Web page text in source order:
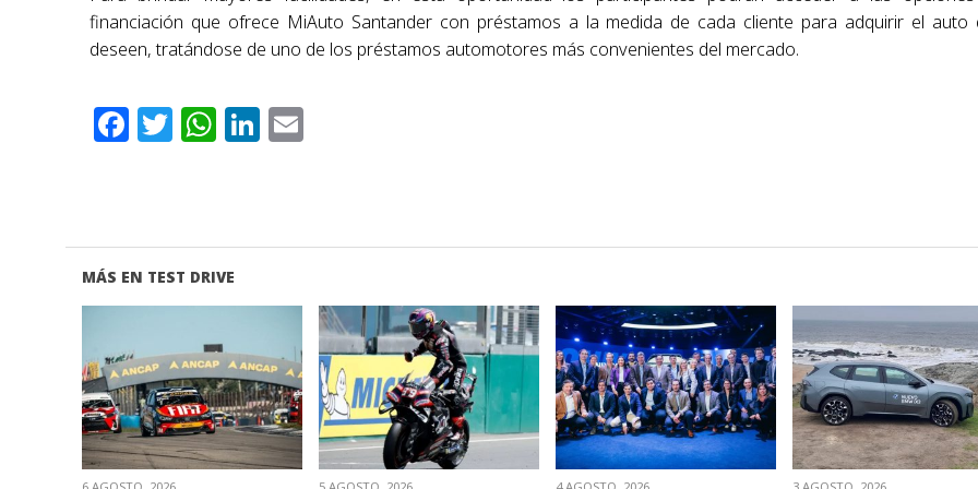
financiación que ofrece MiAuto Santander con préstamos a la medida de cada cliente para adquirir el auto
deseen, tratándose de uno de los préstamos automotores más convenientes del mercado.
Facebook
Twitter
WhatsApp
LinkedIn
MÁS EN TEST DRIVE
VER NOTA VER NOTA VER NOTA VER NOTA